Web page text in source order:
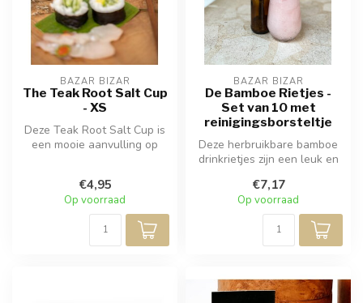
BAZAR BIZAR
The Teak Root Salt Cup
- XS
Deze Teak Root Salt Cup is
een mooie aanvulling op
€4,95
Op voorraad
BAZAR BIZAR
De Bamboe Rietjes -
Set van 10 met
reinigingsborsteltje
Deze herbruikbare bamboe
drinkrietjes zijn een leuk en
€7,17
Op voorraad